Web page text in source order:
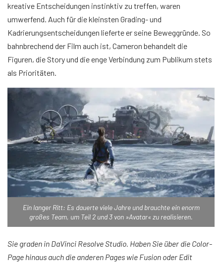
kreative Entscheidungen instinktiv zu treffen, waren
umwerfend. Auch für die kleinsten Grading- und
Kadrierungsentscheidungen lieferte er seine Beweggründe. So
bahnbrechend der Film auch ist, Cameron behandelt die
Figuren, die Story und die enge Verbindung zum Publikum stets
als Prioritäten.
Ein langer Ritt: Es dauerte viele Jahre und brauchte ein enorm
großes Team, um Teil 2 und 3 von »Avatar« zu realisieren.
Sie graden in DaVinci Resolve Studio. Haben Sie über die Color-
Page hinaus auch die anderen Pages wie Fusion oder Edit